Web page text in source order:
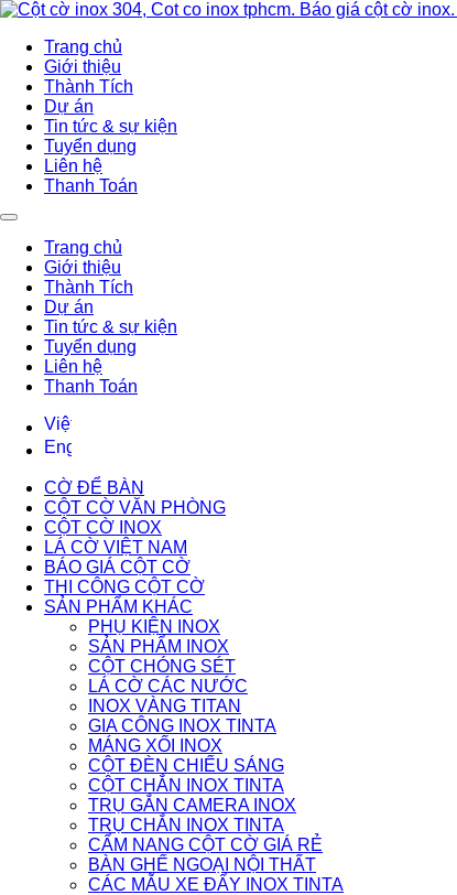
Trang chủ
Giới thiệu
Thành Tích
Dự án
Tin tức & sự kiện
Tuyển dụng
Liên hệ
Thanh Toán
Trang chủ
Giới thiệu
Thành Tích
Dự án
Tin tức & sự kiện
Tuyển dụng
Liên hệ
Thanh Toán
CỜ ĐỂ BÀN
CỘT CỜ VĂN PHÒNG
CỘT CỜ INOX
LÁ CỜ VIỆT NAM
BÁO GIÁ CỘT CỜ
THI CÔNG CỘT CỜ
SẢN PHẨM KHÁC
PHỤ KIỆN INOX
SẢN PHẨM INOX
CỘT CHÓNG SÉT
LÁ CỜ CÁC NƯỚC
INOX VÀNG TITAN
GIA CÔNG INOX TINTA
MÁNG XỐI INOX
CỘT ĐÈN CHIẾU SÁNG
CỘT CHẮN INOX TINTA
TRỤ GẮN CAMERA INOX
TRỤ CHẮN INOX TINTA
CẨM NANG CỘT CỜ GIÁ RẺ
BÀN GHẾ NGOẠI NỘI THẤT
CÁC MẪU XE ĐẨY INOX TINTA